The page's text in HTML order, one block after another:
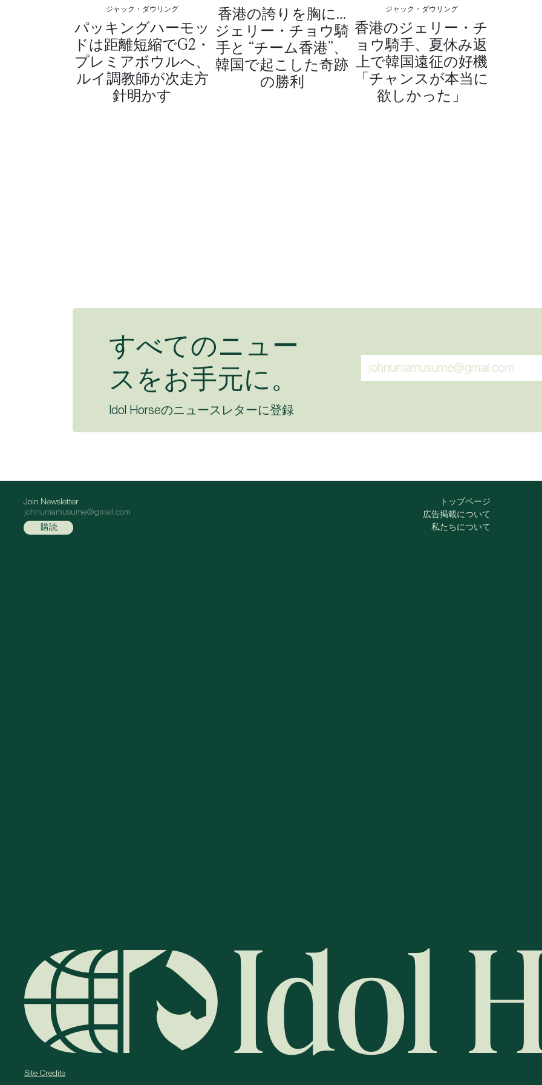
ジャック・ダウリング
パッキングハーモッ
ドは距離短縮でG2・
プレミアボウルへ、
ルイ調教師が次走方
針明かす
香港の誇りを胸に…
ジェリー・チョウ騎
手と “チーム香港”、
韓国で起こした奇跡
の勝利
ジャック・ダウリング
香港のジェリー・チ
ョウ騎手、夏休み返
上で韓国遠征の好機
「チャンスが本当に
欲しかった」
すべてのニュー
スをお手元に。
Idol Horseのニュースレターに登録
Join Newsletter
トップページ
広告掲載について
私たちについて
Site Credits